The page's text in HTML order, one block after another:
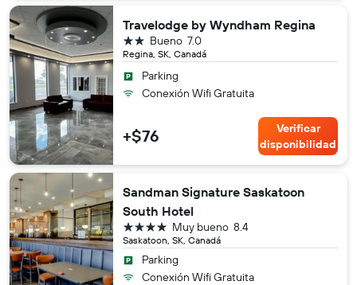
Travelodge by Wyndham Regina
Regina, SK, Canadá
7.0
Bueno
2 estrellas
Parking
Conexión Wifi Gratuita
+$76
Verificar
disponibilidad
Sandman Signature Saskatoon
South Hotel
Saskatoon, SK, Canadá
8.4
Muy bueno
4 estrellas
Parking
Conexión Wifi Gratuita